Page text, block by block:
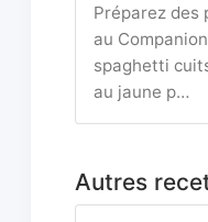
Préparez des
au
spaghetti
au jaune p…
Autres